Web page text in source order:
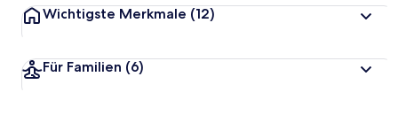
Wichtigste Merkmale (12)
Für Familien (6)